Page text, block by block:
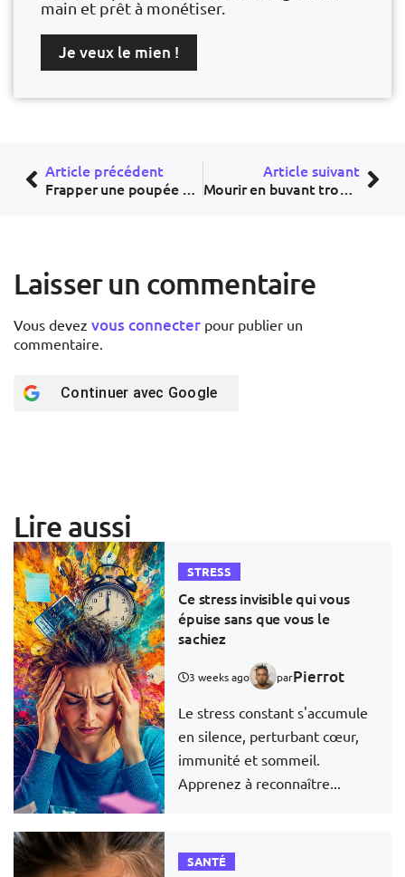
main et prêt à monétiser.
Je veux le mien !
Article précédent
Frapper une poupée noire pour se détendre : jeu innocent ou racisme décomplexé ?
Article suivant
Mourir en buvant trop d’eau : ce tragique accident qui interroge
Laisser un commentaire
Vous devez vous connecter pour publier un
commentaire.
Continuer avec Google
Lire aussi
STRESS
Ce stress invisible qui vous
épuise sans que vous le
sachiez
3 weeks ago parPierrot
Le stress constant s'accumule
en silence, perturbant cœur,
immunité et sommeil.
Apprenez à reconnaître...
SANTÉ